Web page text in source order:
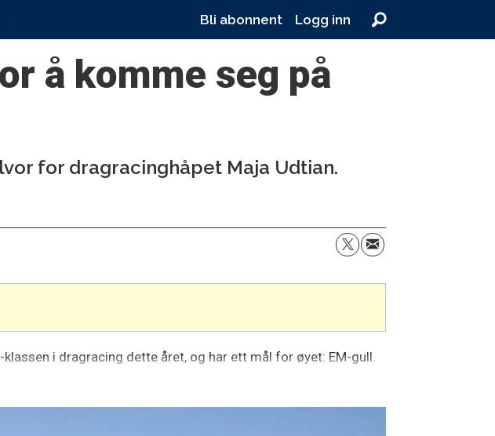
Bli abonnent Logg inn
å komme seg på
for dragracinghåpet Maja Udtian.
i dragracing dette året, og har ett mål for øyet: EM-gull.